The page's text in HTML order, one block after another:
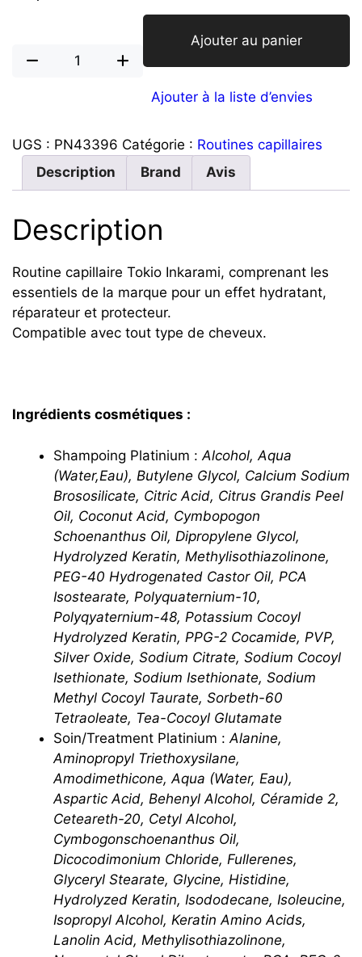
Platinumquantité
Ajouter au panier
Ajouter à la liste d’envies
UGS : PN43396 Catégorie : Routines capillaires
Description
Brand Avis
Description
Routine capillaire Tokio Inkarami, comprenant les
essentiels de la marque pour un effet hydratant,
réparateur et protecteur.
Compatible avec tout type de cheveux.
Ingrédients cosmétiques :
Shampoing Platinium : Alcohol, Aqua
(Water,Eau), Butylene Glycol, Calcium Sodium
Brososilicate, Citric Acid, Citrus Grandis Peel
Oil, Coconut Acid, Cymbopogon
Schoenanthus Oil, Dipropylene Glycol,
Hydrolyzed Keratin, Methylisothiazolinone,
PEG-40 Hydrogenated Castor Oil, PCA
Isostearate, Polyquaternium-10,
Polyqyaternium-48, Potassium Cocoyl
Hydrolyzed Keratin, PPG-2 Cocamide, PVP,
Silver Oxide, Sodium Citrate, Sodium Cocoyl
Isethionate, Sodium Isethionate, Sodium
Methyl Cocoyl Taurate, Sorbeth-60
Tetraoleate, Tea-Cocoyl Glutamate
Soin/Treatment Platinium : Alanine,
Aminopropyl Triethoxysilane,
Amodimethicone, Aqua (Water, Eau),
Aspartic Acid, Behenyl Alcohol, Céramide 2,
Ceteareth-20, Cetyl Alcohol,
Cymbogonschoenanthus Oil,
Dicocodimonium Chloride, Fullerenes,
Glyceryl Stearate, Glycine, Histidine,
Hydrolyzed Keratin, Isododecane, Isoleucine,
Isopropyl Alcohol, Keratin Amino Acids,
Lanolin Acid, Methylisothiazolinone,